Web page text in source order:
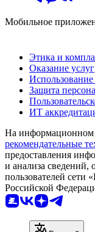
Мобильное
Этика и
Оказание услуг
Использование
Защита
ИТ
На информационном
рекомендательные
предоставления
и анализа сведений,
пользователей сети
Российской